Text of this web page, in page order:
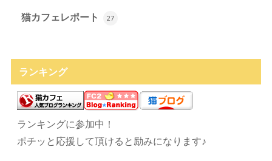
猫カフェレポート 27
ランキング
ランキングに参加中！
ポチッと応援して頂けると励みになります♪